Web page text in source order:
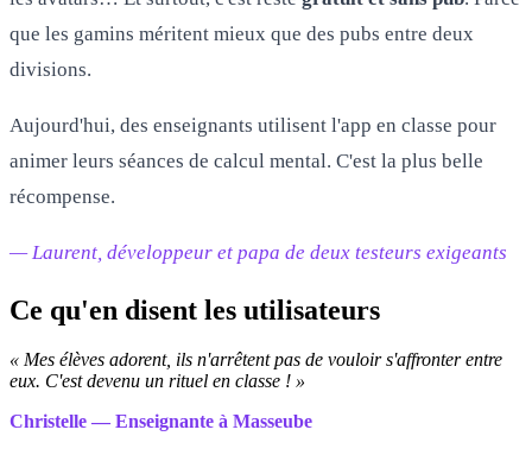
que les gamins méritent mieux que des pubs entre deux
divisions.
Aujourd'hui, des enseignants utilisent l'app en classe pour
animer leurs séances de calcul mental. C'est la plus belle
récompense.
— Laurent, développeur et papa de deux testeurs exigeants
Ce qu'en disent les utilisateurs
« Mes élèves adorent, ils n'arrêtent pas de vouloir s'affronter entre
eux. C'est devenu un rituel en classe ! »
Christelle — Enseignante à Masseube